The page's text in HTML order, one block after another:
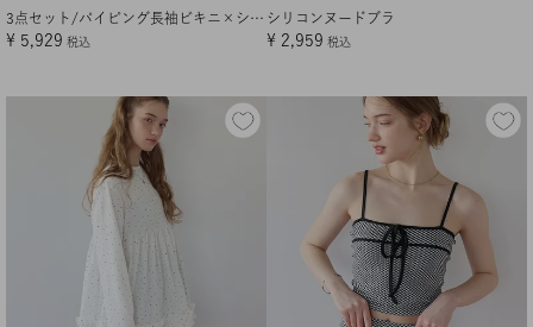
3点セット/パイピング長袖ビキニ×ショートパンツ/水着
¥ 5,929 税込
シリコンヌードブラ
¥ 2,959 税込